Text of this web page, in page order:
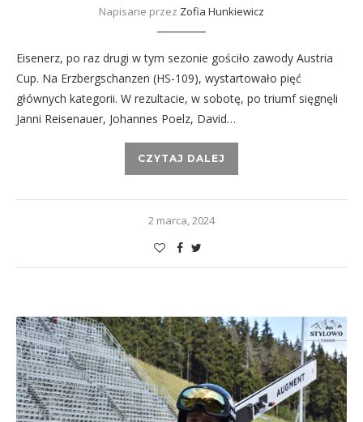
Napisane przez Zofia Hunkiewicz
Eisenerz, po raz drugi w tym sezonie gościło zawody Austria
Cup. Na Erzbergschanzen (HS-109), wystartowało pięć
głównych kategorii. W rezultacie, w sobotę, po triumf sięgnęli
Janni Reisenauer, Johannes Poelz, David…
CZYTAJ DALEJ
2 marca, 2024